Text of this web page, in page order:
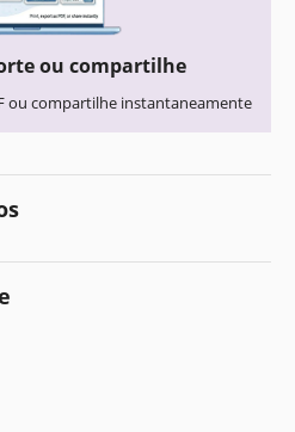
ou compartilhe
ou compartilhe instantaneamente